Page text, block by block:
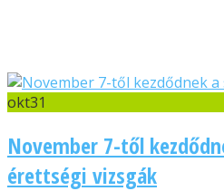
okt31
November 7-től
érettségi vizsgák